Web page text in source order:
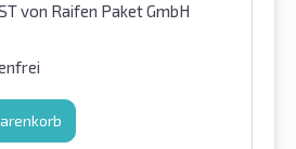
von Raifen Paket GmbH